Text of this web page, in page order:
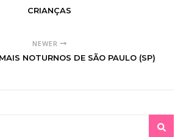
CRIANÇAS
NEWER
NOTURNOS DE SÃO PAULO (SP)